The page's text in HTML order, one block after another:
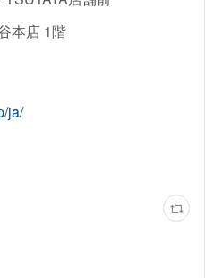
本店 1階
ja/